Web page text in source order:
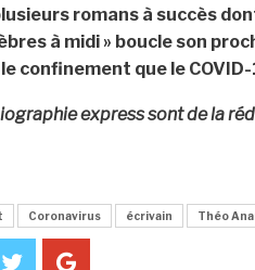
romans à succès
à midi » boucle son
confinement que le
express sont de la
Coronavirus écrivain Théo